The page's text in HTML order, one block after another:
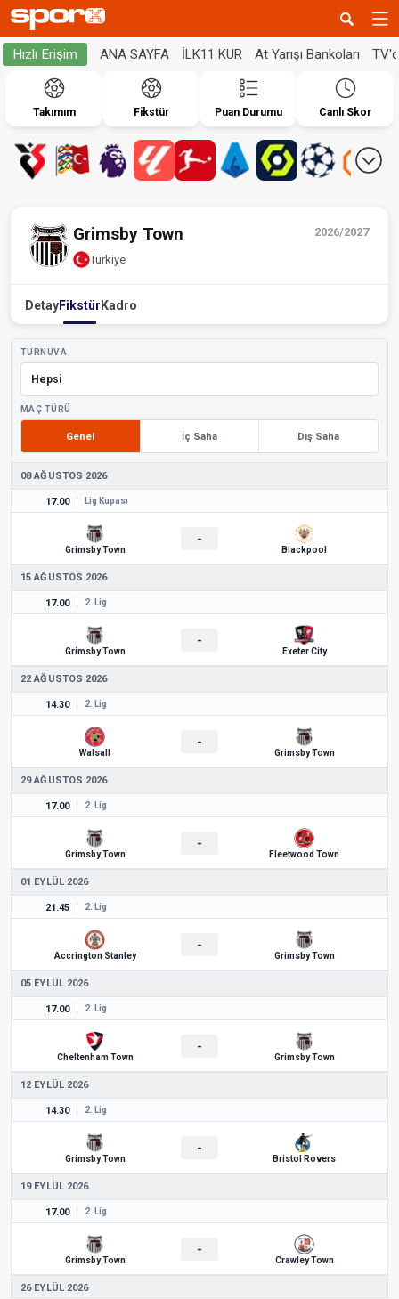
Hızlı Erişim ANA SAYFA İLK11 KUR At Yarışı Bankoları
Takımım Fikstür Puan Durumu Canlı Skor
2026/2027
Grimsby Town
Türkiye
DetayFikstür Kadro
TURNUVA
MAÇ TÜRÜ
Genel İç Saha Dış Saha
08 AĞUSTOS 2026
17.00 Lig Kupası
Grimsby Town
-
Blackpool
15 AĞUSTOS 2026
17.00 2. Lig
Grimsby Town
-
Exeter City
22 AĞUSTOS 2026
14.30 2. Lig
Walsall
-
Grimsby Town
29 AĞUSTOS 2026
17.00 2. Lig
Grimsby Town
-
Fleetwood Town
01 EYLÜL 2026
21.45 2. Lig
Accrington Stanley
-
Grimsby Town
05 EYLÜL 2026
17.00 2. Lig
Cheltenham Town
-
Grimsby Town
12 EYLÜL 2026
14.30 2. Lig
Grimsby Town
-
Bristol Rovers
19 EYLÜL 2026
17.00 2. Lig
Grimsby Town
-
Crawley Town
26 EYLÜL 2026